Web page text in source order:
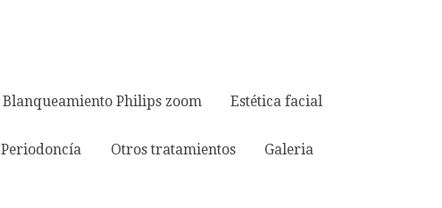
Blanqueamiento Philips zoom Estética facial
Periodoncía Otros tratamientos Galeria